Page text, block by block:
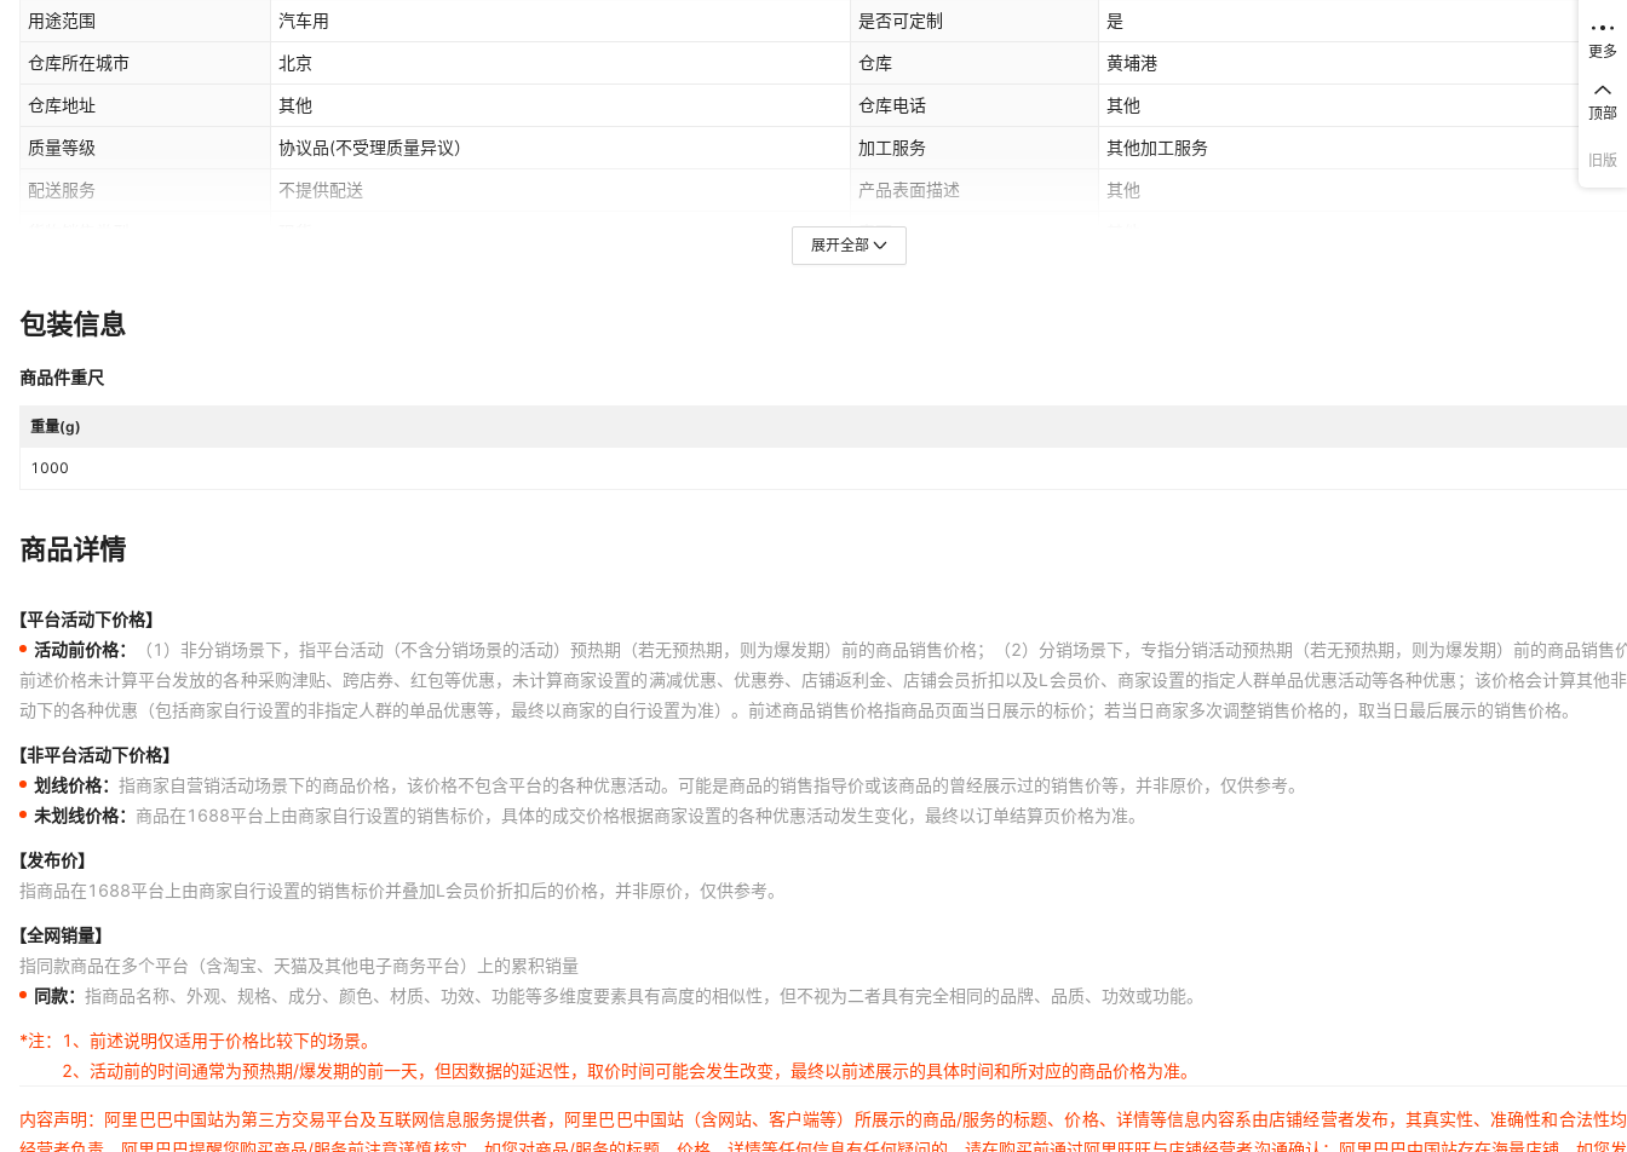
用途范围 汽车用 是否可定制 是
仓库所在城市 北京 仓库 黄埔港
仓库地址 其他 仓库电话 其他
质量等级 协议品(不受理质量异议） 加工服务 其他加工服务
配送服务 不提供配送 产品表面描述 其他
表面
展开全部
包装信息
商品件重尺
重量(g)
1000
商品详情
【平台活动下价格】
活动前价格：
（1）非分销场景下，指平台活动（不含分销场景的活动）预热期（若无预热期，则为爆发期）前的商品销售价格；（2）分销场景下，专指分销活动预热期（若无预热期，则为爆发期）前的商品销售
前述价格未计算平台发放的各种采购津贴、跨店券、红包等优惠，未计算商家设置的满减优惠、优惠券、店铺返利金、店铺会员折扣以及L会员价、商家设置的指定人群单品优惠活动等各种优惠；该价格会计算其他
动下的各种优惠（包括商家自行设置的非指定人群的单品优惠等，最终以商家的自行设置为准）。前述商品销售价格指商品页面当日展示的标价；若当日商家多次调整销售价格的，取当日最后展示的销售价格。
【非平台活动下价格】
划线价格： 指商家自营销活动场景下的商品价格，该价格不包含平台的各种优惠活动。可能是商品的销售指导价或该商品的曾经展示过的销售价等，并非原价，仅供参考。
未划线价格： 商品在1688平台上由商家自行设置的销售标价，具体的成交价格根据商家设置的各种优惠活动发生变化，最终以订单结算页价格为准。
【发布价】
指商品在1688平台上由商家自行设置的销售标价并叠加L会员价折扣后的价格，并非原价，仅供参考。
【全网销量】
指同款商品在多个平台（含淘宝、天猫及其他电子商务平台）上的累积销量
同款： 指商品名称、外观、规格、成分、颜色、材质、功效、功能等多维度要素具有高度的相似性，但不视为二者具有完全相同的品牌、品质、功效或功能。
*注：
1、前述说明仅适用于价格比较下的场景。
2、活动前的时间通常为预热期/爆发期的前一天，但因数据的延迟性，取价时间可能会发生改变，最终以前述展示的具体时间和所对应的商品价格为准。
内容声明：阿里巴巴中国站为第三方交易平台及互联网信息服务提供者，阿里巴巴中国站（含网站、客户端等）所展示的商品/服务的标题、价格、详情等信息内容系由店铺经营者发布，其真实性、准确性和合法性
更多
顶部
旧版